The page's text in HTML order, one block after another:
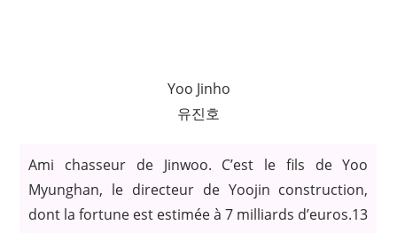
Yoo Jinho
유진호
Ami chasseur de Jinwoo. C’est le fils de Yoo
Myunghan, le directeur de Yoojin construction,
dont la fortune est estimée à 7 milliards d’euros.13